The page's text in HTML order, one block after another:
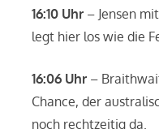
16:10 Uhr– Jensen
legt hier los wie die
16:06 Uhr–
Chance, der
noch rechtzeitig da.